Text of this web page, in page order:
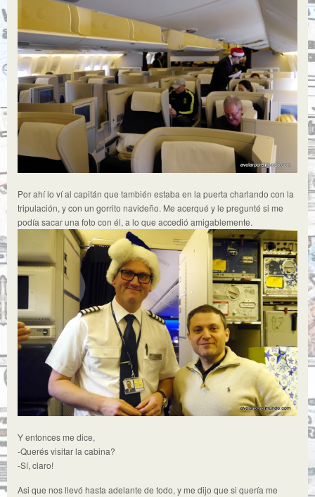
Por ahí lo ví al capitán que también estaba en la puerta charlando con la
tripulación, y con un gorrito navideño. Me acerqué y le pregunté si me
podía sacar una foto con él, a lo que accedió amigablemente.
Y entonces me dice,
-Querés visitar la cabina?
-Sí, claro!
Asi que nos llevó hasta adelante de todo, y me dijo que si quería me